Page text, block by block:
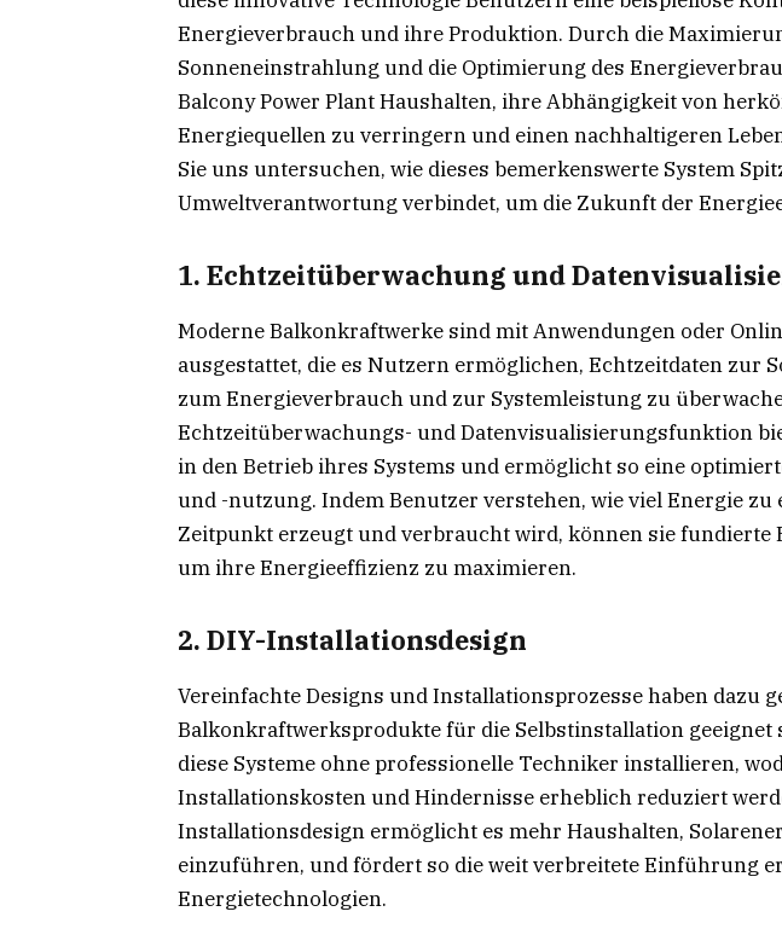
Energieverbrauch und ihre Produktion. Durch die
Sonneneinstrahlung und die Optimierung des
Balcony Power Plant Haushalten, ihre Abhängigkeit von
Energiequellen zu verringern und einen nachhaltigeren
Sie uns untersuchen, wie dieses bemerkenswerte System
Umweltverantwortung verbindet, um die Zukunft der
1. Echtzeitüberwachung und
Moderne Balkonkraftwerke sind mit Anwendungen oder
ausgestattet, die es Nutzern ermöglichen, Echtzeitdaten zur
zum Energieverbrauch und zur Systemleistung zu
Echtzeitüberwachungs- und Datenvisualisierungsfunktion
in den Betrieb ihres Systems und ermöglicht so eine
und -nutzung. Indem Benutzer verstehen, wie viel Energie
Zeitpunkt erzeugt und verbraucht wird, können sie fundierte
um ihre Energieeffizienz zu maximieren.
2. DIY-Installationsdesign
Vereinfachte Designs und Installationsprozesse haben dazu
Balkonkraftwerksprodukte für die Selbstinstallation geeignet
diese Systeme ohne professionelle Techniker installieren,
Installationskosten und Hindernisse erheblich reduziert
Installationsdesign ermöglicht es mehr Haushalten,
einzuführen, und fördert so die weit verbreitete Einführung
Energietechnologien.